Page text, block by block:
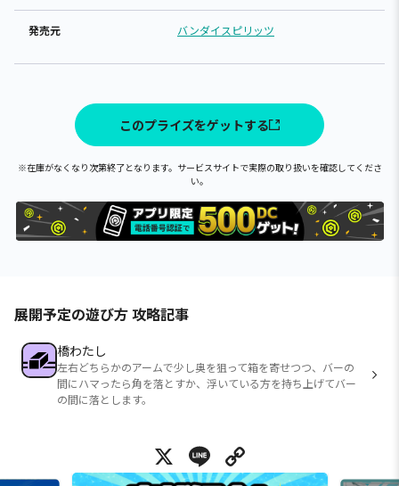
発売元 バンダイスピリッツ
このプライズをゲットする
※在庫がなくなり次第終了となります。サービスサイトで実際の取り扱いを確認してくださ
い。
展開予定の遊び方 攻略記事
橋わたし
左右どちらかのアームで少し奥を狙って箱を寄せつつ、バーの
間にハマったら角を落とすか、浮いている方を持ち上げてバー
の間に落とします。
X Line